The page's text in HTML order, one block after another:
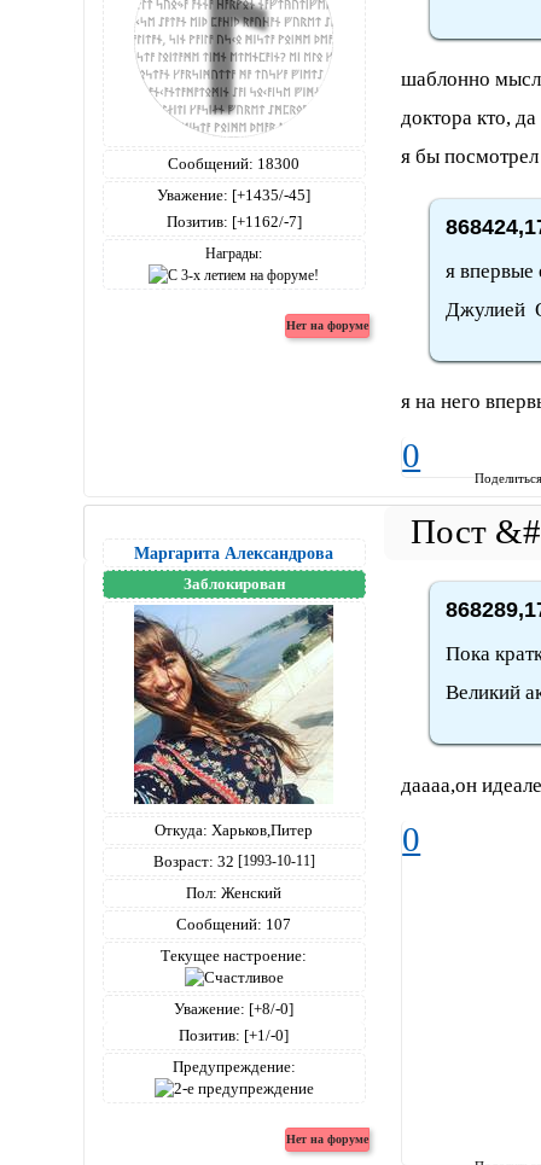
Сообщений: 18300
Уважение: [+1435/-45]
Позитив: [+1162/-7]
Награды:
шаблонно
доктора кто,
я бы
я впервые
Джулией
я на него
0
Маргарита Александрова
Заблокирован
Откуда: Харьков,Питер
Возраст: 32 [1993-10-11]
Пол: Женский
Сообщений: 107
Текущее настроение:
Уважение: [+8/-0]
Позитив: [+1/-0]
Предупреждение:
Пока
Великий
даааа,он
0